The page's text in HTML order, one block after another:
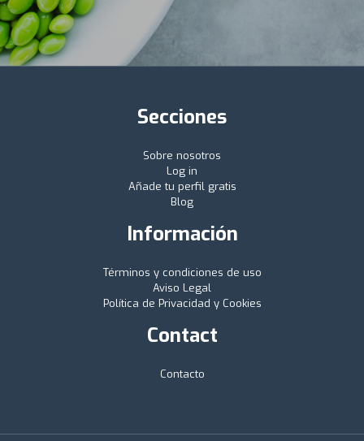
Secciones
Sobre nosotros
Log in
Añade tu perfil gratis
Blog
Información
Términos y condiciones de uso
Aviso Legal
Política de Privacidad y Cookies
Contact
Contacto